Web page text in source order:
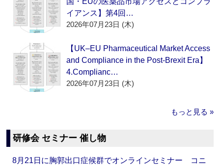
イアンス】第4回…
2026年07月23日 (木)
【UK–EU Pharmaceutical Market Access
and Compliance in the Post-Brexit Era】
4.Complianc…
2026年07月23日 (木)
もっと見る »
研修会 セミナー 催し物
8月21日に胸郭出口症候群でオンラインセミナー コニ